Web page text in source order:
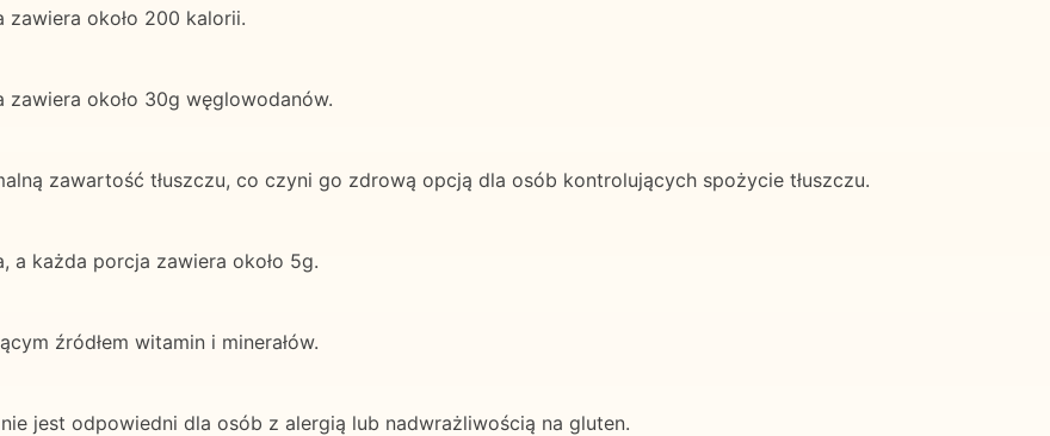
około 200 kalorii.
około 30g węglowodanów.
zawartość tłuszczu, co czyni go zdrową opcją dla osób kontrolujących spożycie tłuszczu.
a każda porcja zawiera około 5g.
źródłem witamin i minerałów.
jest odpowiedni dla osób z alergią lub nadwrażliwością na gluten.